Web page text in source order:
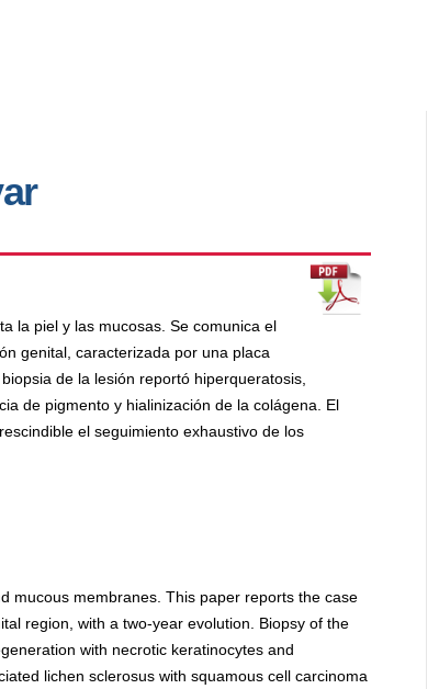
la piel y las mucosas. Se comunica el
genital, caracterizada por una placa
de la lesión reportó hiperqueratosis,
de pigmento y hialinización de la colágena. El
el seguimiento exhaustivo de los
mucous membranes. This paper reports the case
region, with a two-year evolution. Biopsy of the
with necrotic keratinocytes and
lichen sclerosus with squamous cell carcinoma